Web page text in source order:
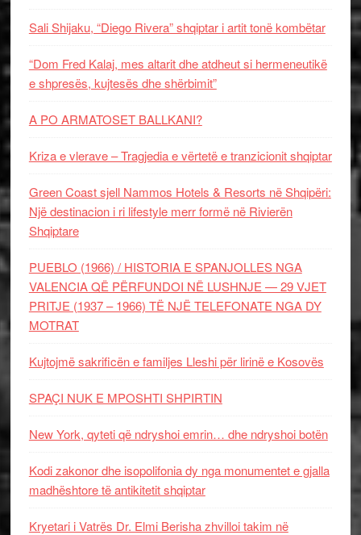
Sali Shijaku, “Diego Rivera” shqiptar i artit tonë kombëtar
“Dom Fred Kalaj, mes altarit dhe atdheut si hermeneutikë
e shpresës, kujtesës dhe shërbimit”
A PO ARMATOSET BALLKANI?
Kriza e vlerave – Tragjedia e vërtetë e tranzicionit shqiptar
Green Coast sjell Nammos Hotels & Resorts në Shqipëri:
Një destinacion i ri lifestyle merr formë në Rivierën
Shqiptare
PUEBLO (1966) / HISTORIA E SPANJOLLES NGA
VALENCIA QË PËRFUNDOI NË LUSHNJE — 29 VJET
PRITJE (1937 – 1966) TË NJË TELEFONATE NGA DY
MOTRAT
Kujtojmë sakrificën e familjes Lleshi për lirinë e Kosovës
SPAÇI NUK E MPOSHTI SHPIRTIN
New York, qyteti që ndryshoi emrin… dhe ndryshoi botën
Kodi zakonor dhe isopolifonia dy nga monumentet e gjalla
madhështore të antikitetit shqiptar
Kryetari i Vatrës Dr. Elmi Berisha zhvilloi takim në